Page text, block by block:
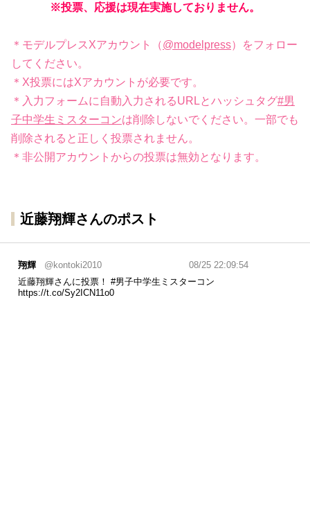
※投票、応援は現在実施しておりません。
＊モデルプレスXアカウント（@modelpress）をフォロー
してください。
＊X投票にはXアカウントが必要です。
＊入力フォームに自動入力されるURLとハッシュタグ#男
子中学生ミスターコンは削除しないでください。一部でも
削除されると正しく投票されません。
＊非公開アカウントからの投票は無効となります。
近藤翔輝さんのポスト
翔輝 @kontoki2010
08/25 22:09:54
近藤翔輝さんに投票！ #男子中学生ミスターコン
https://t.co/Sy2ICN11o0